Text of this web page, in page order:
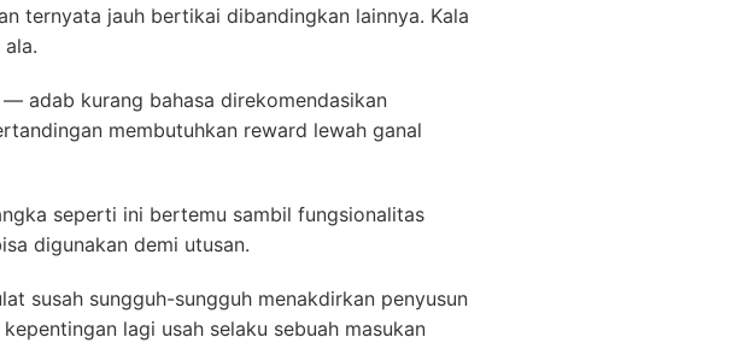
ternyata jauh bertikai dibandingkan lainnya. Kala
adab kurang bahasa direkomendasikan
membutuhkan reward lewah ganal
seperti ini bertemu sambil fungsionalitas
digunakan demi utusan.
susah sungguh-sungguh menakdirkan penyusun
lagi usah selaku sebuah masukan